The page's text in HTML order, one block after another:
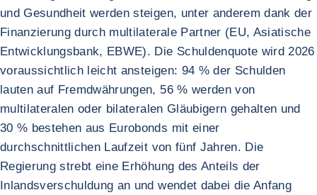
und Gesundheit werden steigen, unter anderem dank der
Finanzierung durch multilaterale Partner (EU, Asiatische
Entwicklungsbank, EBWE). Die Schuldenquote wird 2026
voraussichtlich leicht ansteigen: 94 % der Schulden
lauten auf Fremdwährungen, 56 % werden von
multilateralen oder bilateralen Gläubigern gehalten und
30 % bestehen aus Eurobonds mit einer
durchschnittlichen Laufzeit von fünf Jahren. Die
Regierung strebt eine Erhöhung des Anteils der
Inlandsverschuldung an und wendet dabei die Anfang